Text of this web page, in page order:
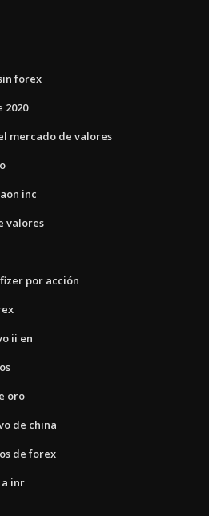
forex
2020
mercado de valores
inc
valores
por acción
ii en
oro
de china
de forex
inr